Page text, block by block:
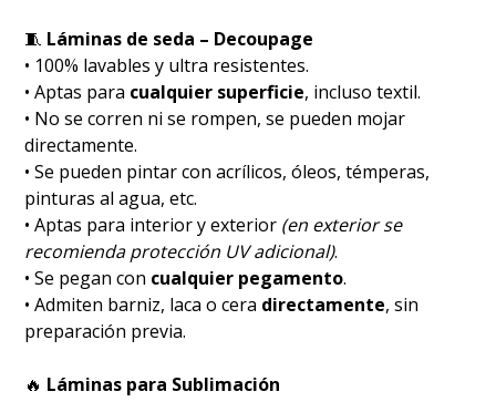
🧵 Láminas de seda – Decoupage
• 100% lavables y ultra resistentes.
• Aptas para cualquier superficie, incluso textil.
• No se corren ni se rompen, se pueden mojar
directamente.
• Se pueden pintar con acrílicos, óleos, témperas,
pinturas al agua, etc.
• Aptas para interior y exterior (en exterior se
recomienda protección UV adicional).
• Se pegan con cualquier pegamento.
• Admiten barniz, laca o cera directamente, sin
preparación previa.
🔥 Láminas para Sublimación